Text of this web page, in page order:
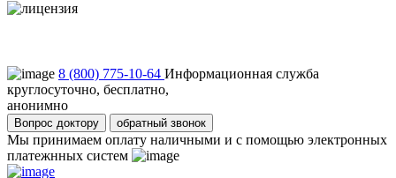
8 (800) 775-10-64 Информационная служба
круглосуточно, бесплатно,
анонимно
Вопрос доктору обратный звонок
Мы принимаем оплату наличными и с помощью электронных
платежнных систем